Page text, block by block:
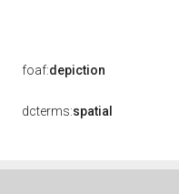
foaf:depiction
dcterms:spatial